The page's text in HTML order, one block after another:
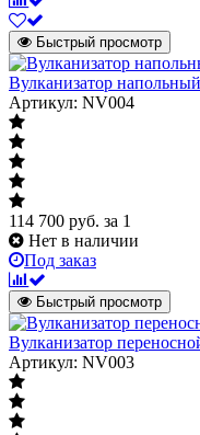
Быстрый просмотр
Вулканизатор
Артикул: NV004
114 700 руб. за 1
Нет в наличии
Под заказ
Быстрый просмотр
Вулканизатор
Артикул: NV003